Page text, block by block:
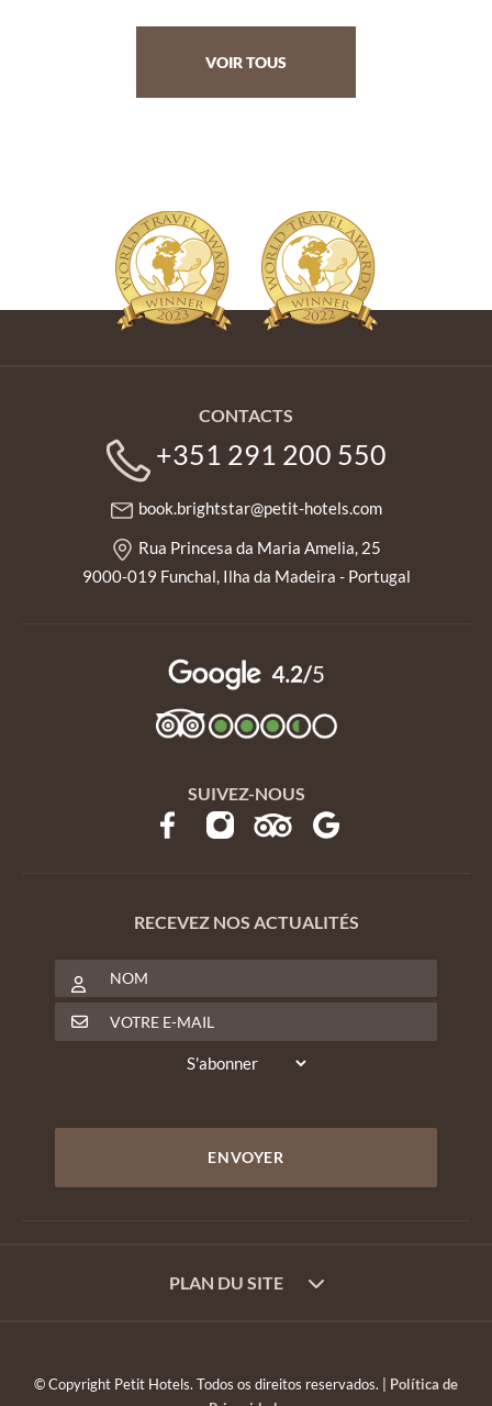
VOIR TOUS
CONTACTS
+351 291 200 550
book.brightstar@petit-hotels.com
Rua Princesa da Maria Amelia, 25
9000-019 Funchal, Ilha da Madeira - Portugal
SUIVEZ-NOUS
RECEVEZ NOS ACTUALITÉS
PLAN DU SITE
© Copyright Petit Hotels. Todos os direitos reservados. | Política de